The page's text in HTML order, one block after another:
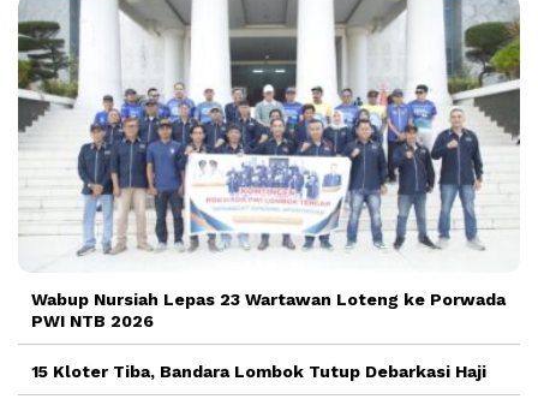
Wabup Nursiah Lepas 23 Wartawan Loteng ke Porwada
PWI NTB 2026
15 Kloter Tiba, Bandara Lombok Tutup Debarkasi Haji